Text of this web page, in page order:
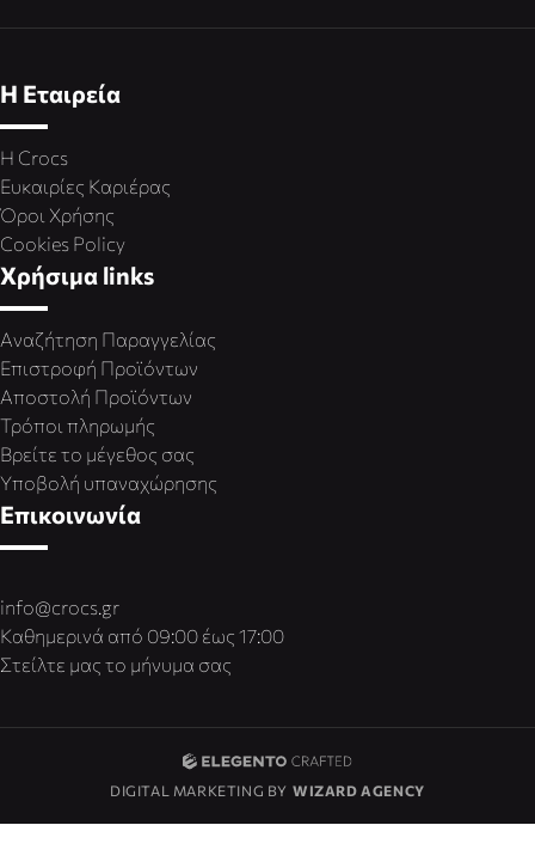
Η Εταιρεία
Η Crocs
Ευκαιρίες Καριέρας
Όροι Χρήσης
Cookies Policy
Χρήσιμα links
Αναζήτηση Παραγγελίας
Επιστροφή Προϊόντων
Αποστολή Προϊόντων
Τρόποι πληρωμής
Βρείτε το μέγεθος σας
Υποβολή υπαναχώρησης
Επικοινωνία
info@crocs.gr
Καθημερινά από 09:00 έως 17:00
Στείλτε μας το μήνυμα σας
DIGITAL MARKETING BY WIZARD AGENCY